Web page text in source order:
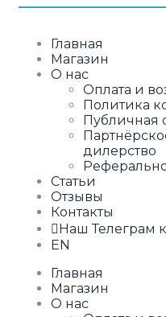
Главная
Магазин
О нас
Оплата и
Политика
Публичная
дилерство
Статьи
Отзывы
Контакты
Наш Телеграм
EN
Главная
Магазин
О нас